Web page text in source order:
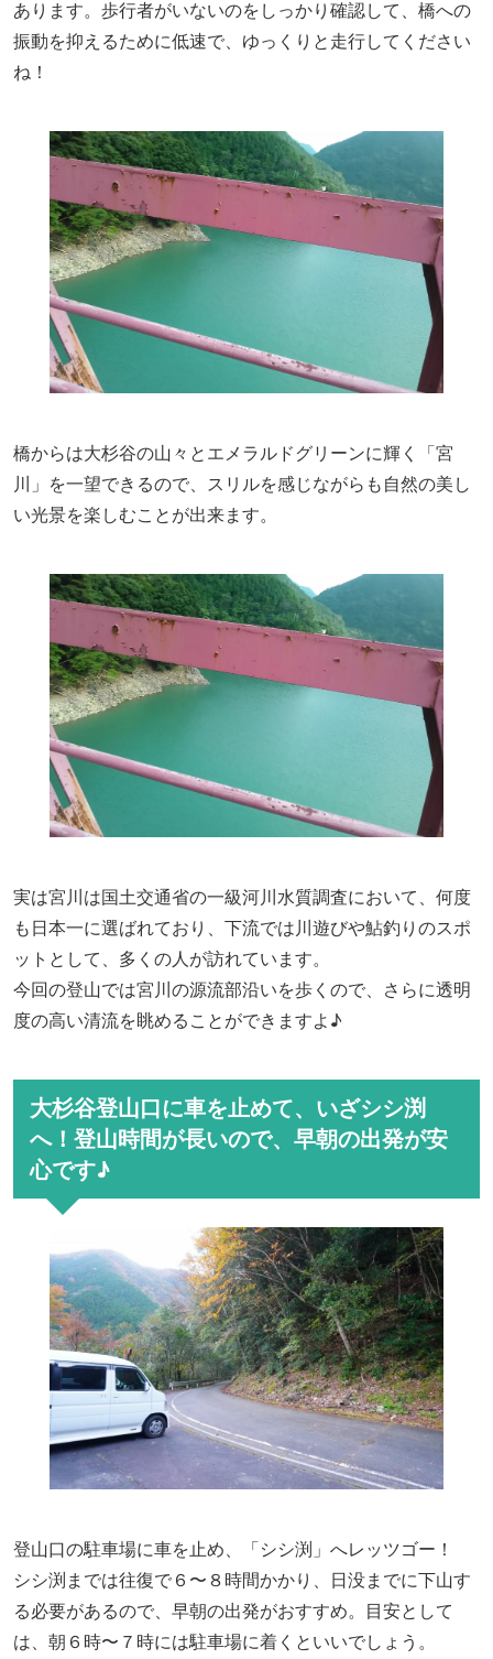
あります。歩行者がいないのをしっかり確認して、橋への
振動を抑えるために低速で、ゆっくりと走行して ください
ね！
橋からは大杉谷の山々とエメラルドグリーンに輝く「宮
川」を一望できるので、 スリルを感じながらも自然の美し
い光景を楽しむことが出来ます。
実は宮川は国土交通省の一級河川水質調査において、何度
も日本一に選ばれており、下流では川遊びや鮎釣りのスポ
ットとして、多くの人が訪れています。
今回の登山では宮川の源流部沿いを歩くので、 さらに透明
度の高い清流を眺めることができますよ♪
大杉谷登山口に車を止めて、いざシシ渕
へ！登山時間が長いので、早朝の出発が安
心です♪
登山口の駐車場に車を止め、「シシ渕」へレッツゴー！
シシ渕までは往復で６〜８時間かかり 、日没までに下山す
る必要があるので、早朝の出発がおすすめ。目安として
は、朝６時〜７時には駐車場に着くといいでしょう。